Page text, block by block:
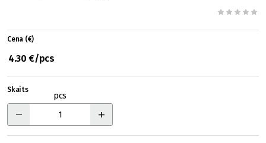
Cena (€)
4.30 €/pcs
Skaits
pcs